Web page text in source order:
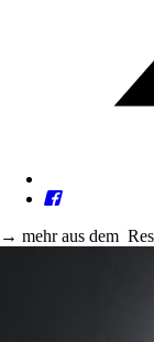
→ mehr aus dem